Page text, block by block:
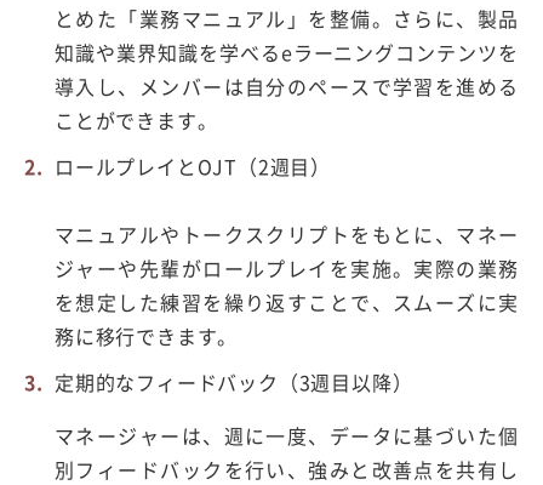
とめた「業務マニュアル」を整備。さらに、製品
知識や業界知識を学べるeラーニングコンテンツを
導入し、メンバーは自分のペースで学習を進める
ことができます。
ロールプレイと OJT （2週目）
マニュアルやトークスクリプトをもとに、マネー
ジャーや先輩がロールプレイを実施。実際の業務
を想定した練習を繰り返すことで、スムーズに実
務に移行できます。
定期的なフィードバック（3週目以降）
マネージャーは、週に一度、データに基づいた個
別フィードバックを行い、強みと改善点を共有し